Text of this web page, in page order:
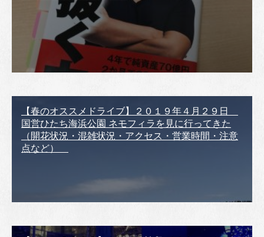
【春のオススメドライブ】２０１９年４月２９日
国営ひたち海浜公園 ネモフィラを見に行ってきた
（開花状況・混雑状況・アクセス・営業時間・注意
点など）